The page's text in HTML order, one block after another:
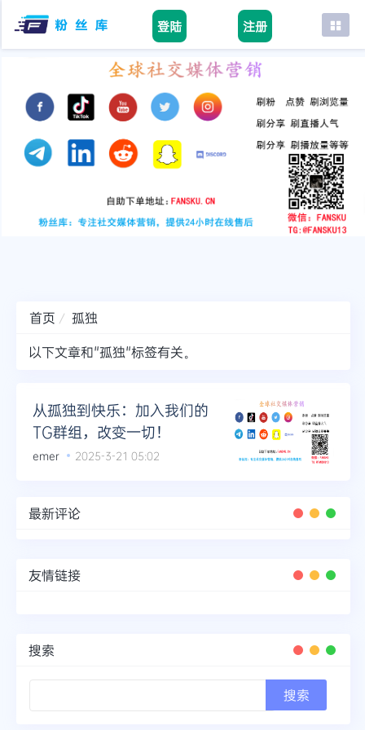
登陆 注册
首页
tiktok
youtube
instagram
首页
孤独
以下文章和"孤独"标签有关。
从孤独到快乐：加入我们的
TG群组，改变一切！
emer 2025-3-21 05:02
最新评论
友情链接
搜索